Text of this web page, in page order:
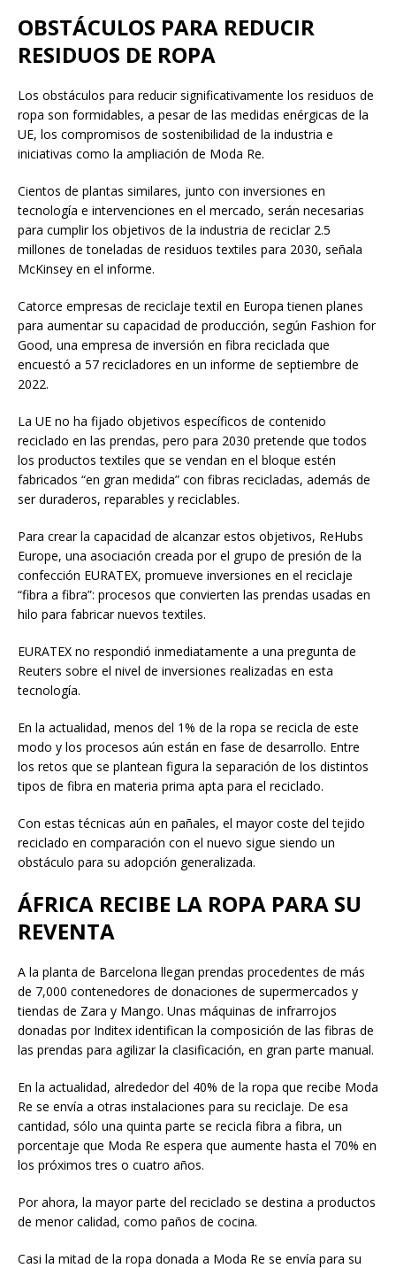
OBSTÁCULOS PARA REDUCIR
RESIDUOS DE ROPA
Los obstáculos para reducir significativamente los residuos de
ropa son formidables, a pesar de las medidas enérgicas de la
UE, los compromisos de sostenibilidad de la industria e
iniciativas como la ampliación de Moda Re.
Cientos de plantas similares, junto con inversiones en
tecnología e intervenciones en el mercado, serán necesarias
para cumplir los objetivos de la industria de reciclar 2.5
millones de toneladas de residuos textiles para 2030, señala
McKinsey en el informe.
Catorce empresas de reciclaje textil en Europa tienen planes
para aumentar su capacidad de producción, según Fashion for
Good, una empresa de inversión en fibra reciclada que
encuestó a 57 recicladores en un informe de septiembre de
2022.
La UE no ha fijado objetivos específicos de contenido
reciclado en las prendas, pero para 2030 pretende que todos
los productos textiles que se vendan en el bloque estén
fabricados “en gran medida” con fibras recicladas, además de
ser duraderos, reparables y reciclables.
Para crear la capacidad de alcanzar estos objetivos, ReHubs
Europe, una asociación creada por el grupo de presión de la
confección EURATEX, promueve inversiones en el reciclaje
“fibra a fibra”: procesos que convierten las prendas usadas en
hilo para fabricar nuevos textiles.
EURATEX no respondió inmediatamente a una pregunta de
Reuters sobre el nivel de inversiones realizadas en esta
tecnología.
En la actualidad, menos del 1% de la ropa se recicla de este
modo y los procesos aún están en fase de desarrollo. Entre
los retos que se plantean figura la separación de los distintos
tipos de fibra en materia prima apta para el reciclado.
Con estas técnicas aún en pañales, el mayor coste del tejido
reciclado en comparación con el nuevo sigue siendo un
obstáculo para su adopción generalizada.
ÁFRICA RECIBE LA ROPA PARA SU
REVENTA
A la planta de Barcelona llegan prendas procedentes de más
de 7,000 contenedores de donaciones de supermercados y
tiendas de Zara y Mango. Unas máquinas de infrarrojos
donadas por Inditex identifican la composición de las fibras de
las prendas para agilizar la clasificación, en gran parte manual.
En la actualidad, alrededor del 40% de la ropa que recibe Moda
Re se envía a otras instalaciones para su reciclaje. De esa
cantidad, sólo una quinta parte se recicla fibra a fibra, un
porcentaje que Moda Re espera que aumente hasta el 70% en
los próximos tres o cuatro años.
Por ahora, la mayor parte del reciclado se destina a productos
de menor calidad, como paños de cocina.
Casi la mitad de la ropa donada a Moda Re se envía para su